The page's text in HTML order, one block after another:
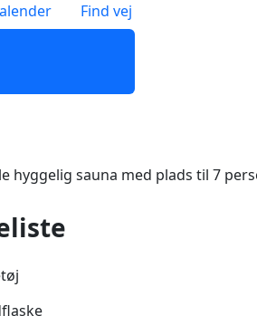
Find vej
hyggelig sauna med plads til 7